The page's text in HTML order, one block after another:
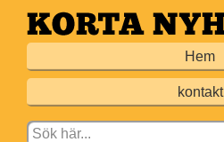
Hoppa
till
Hem
kontakt
Search